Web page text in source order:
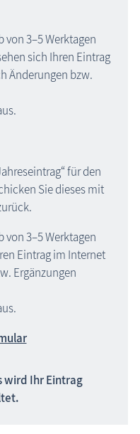
3–5 Werktagen
sich Ihren Eintrag
Änderungen bzw.
für den
Sie dieses mit
3–5 Werktagen
Eintrag im Internet
Ergänzungen
wird Ihr Eintrag